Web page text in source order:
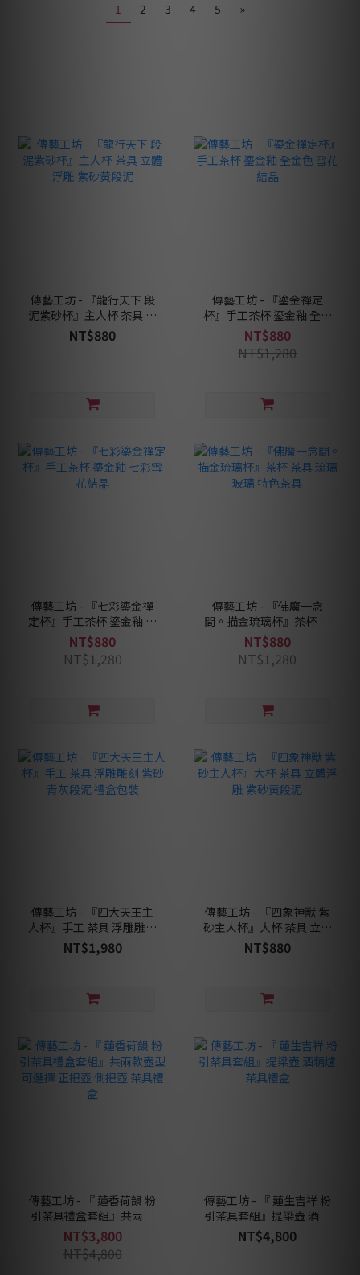
1 2 3 4 5 »
傳藝工坊 - 『龍行天下 段
泥紫砂杯』主人杯 茶具 立
體浮雕 紫砂黃段泥
NT$880
傳藝工坊 - 『鎏金禪定
杯』手工茶杯 鎏金釉 全金
色 雪花結晶
NT$880
NT$1,280
傳藝工坊 - 『七彩鎏金禪
定杯』手工茶杯 鎏金釉 七
彩雪花結晶
NT$880
NT$1,280
傳藝工坊 - 『佛魔一念
間。描金琉璃杯』茶杯 茶
具 琉璃 玻璃 特色茶具
NT$880
NT$1,280
傳藝工坊 - 『四大天王主
人杯』手工 茶具 浮雕雕刻
紫砂青灰段泥 禮盒包裝
NT$1,980
傳藝工坊 - 『四象神獸 紫
砂主人杯』大杯 茶具 立體
浮雕 紫砂黃段泥
NT$880
傳藝工坊 - 『 蓮香荷韻 粉
引茶具禮盒套組』共兩款
壺型可選擇 正把壺 側把壺
茶具禮盒
NT$3,800
NT$4,800
傳藝工坊 - 『 蓮生吉祥 粉
引茶具套組』提梁壺 酒精
爐 茶具禮盒
NT$4,800